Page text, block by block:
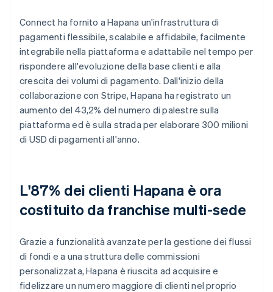
Connect ha fornito a Hapana un'infrastruttura di
pagamenti flessibile, scalabile e affidabile, facilmente
integrabile nella piattaforma e adattabile nel tempo per
rispondere all'evoluzione della base clienti e alla
crescita dei volumi di pagamento. Dall'inizio della
collaborazione con Stripe, Hapana ha registrato un
aumento del 43,2% del numero di palestre sulla
piattaforma ed è sulla strada per elaborare 300 milioni
di USD di pagamenti all'anno.
L'87% dei clienti Hapana è ora
costituito da franchise multi-sede
Grazie a funzionalità avanzate per la gestione dei flussi
di fondi e a una struttura delle commissioni
personalizzata, Hapana è riuscita ad acquisire e
fidelizzare un numero maggiore di clienti nel proprio